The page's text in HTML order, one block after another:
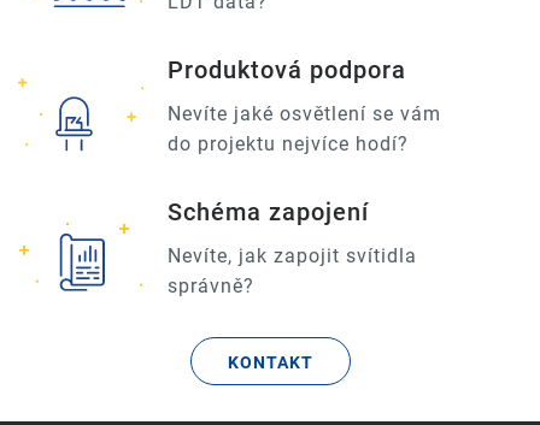
Produktová podpora
Nevíte jaké osvětlení se vám
do projektu nejvíce hodí?
Schéma zapojení
Nevíte, jak zapojit svítidla
správně?
KONTAKT